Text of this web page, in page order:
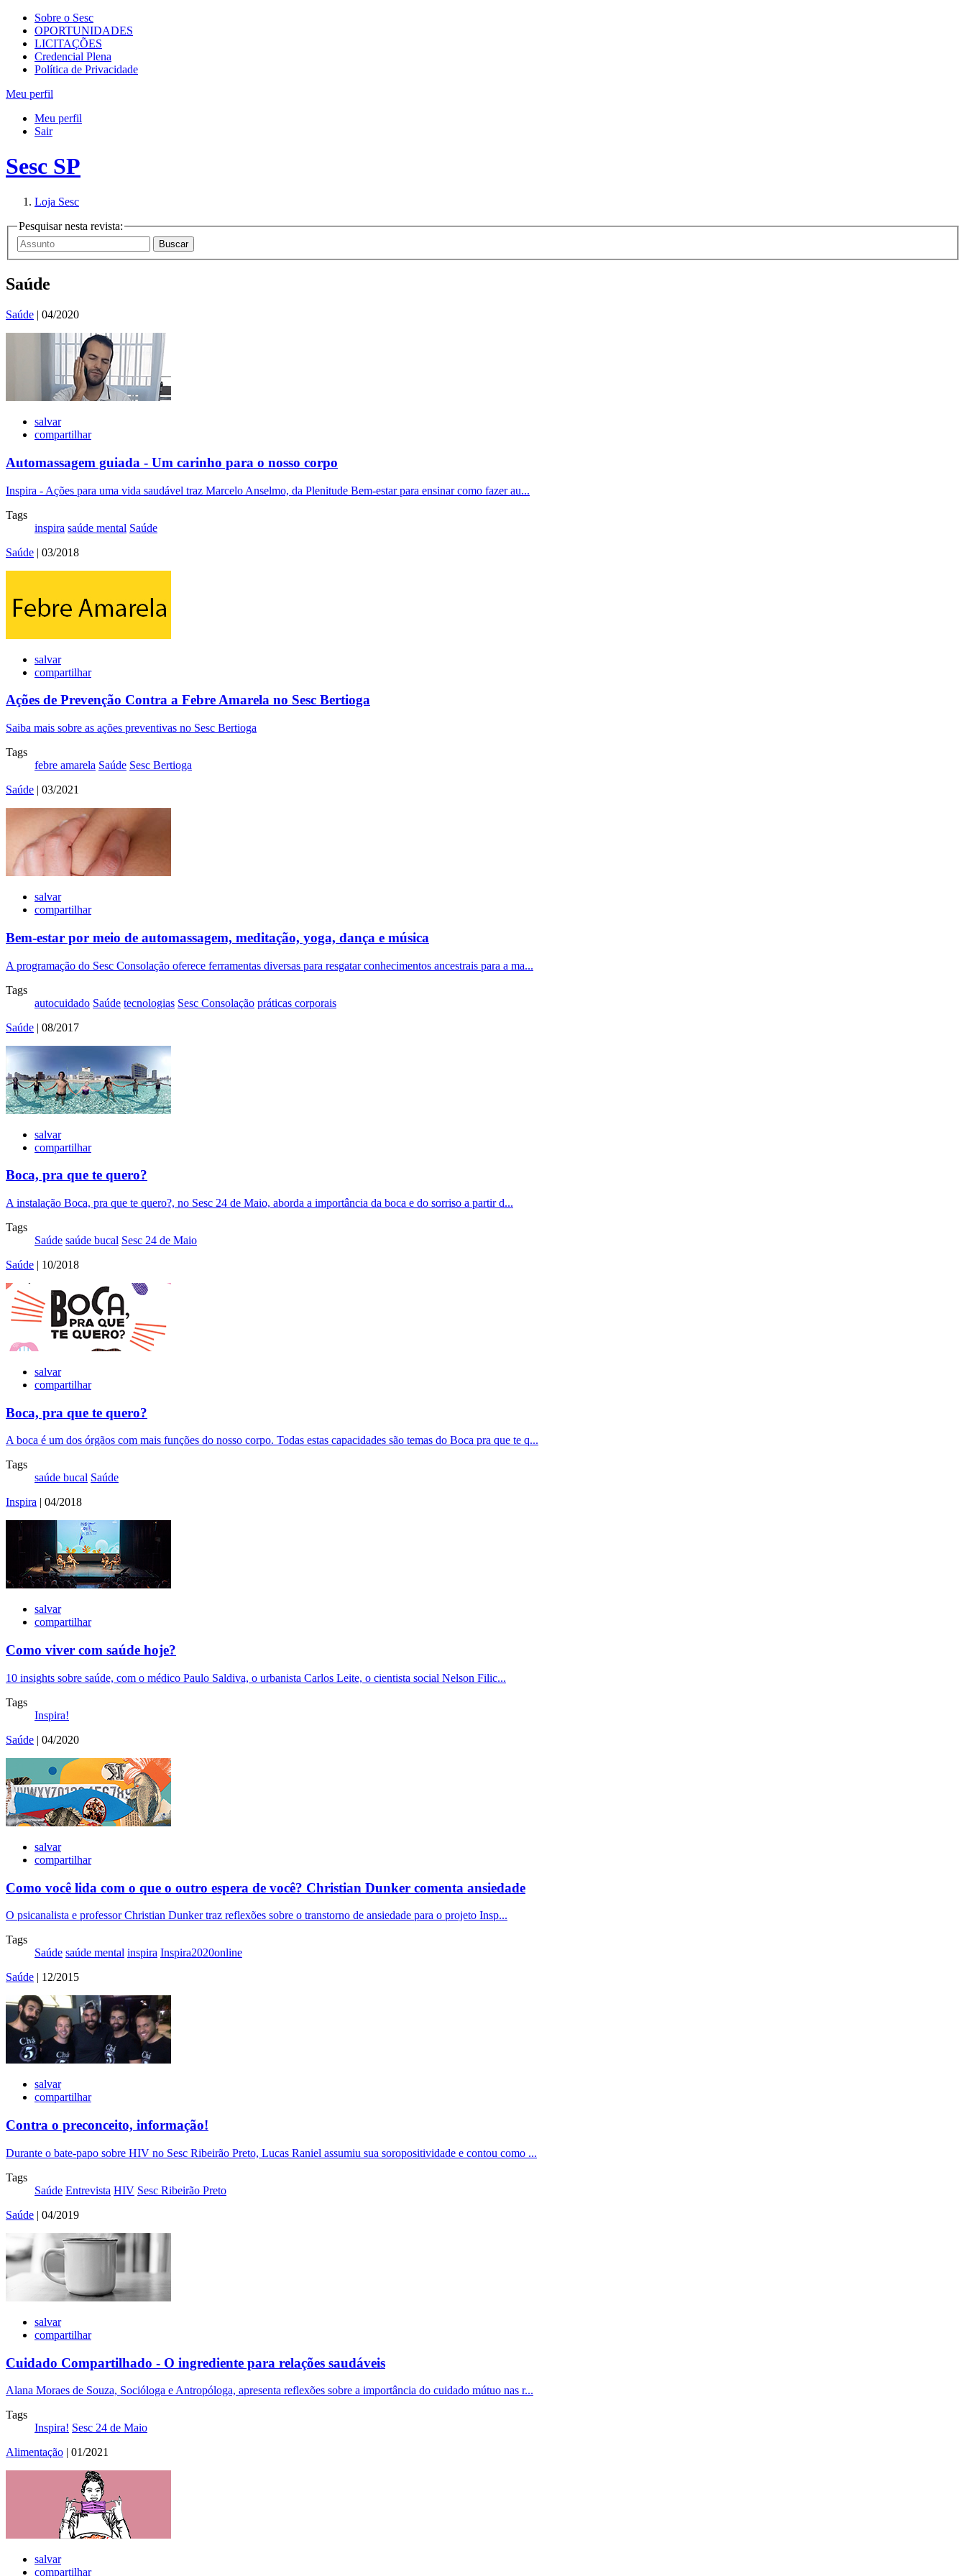
Sobre o Sesc
OPORTUNIDADES
LICITAÇÕES
Credencial Plena
Política de Privacidade
Meu perfil
Meu perfil
Sair
Sesc SP
Loja Sesc
Pesquisar nesta revista:
Saúde
Saúde | 04/2020
salvar
compartilhar
Automassagem guiada - Um carinho para o nosso corpo
Inspira - Ações para uma vida saudável traz Marcelo Anselmo, da Plenitude Bem-estar para ensinar como fazer au...
Tags
inspira saúde mental Saúde
Saúde | 03/2018
salvar
compartilhar
Ações de Prevenção Contra a Febre Amarela no Sesc Bertioga
Saiba mais sobre as ações preventivas no Sesc Bertioga
Tags
febre amarela Saúde Sesc Bertioga
Saúde | 03/2021
salvar
compartilhar
Bem-estar por meio de automassagem, meditação, yoga, dança e música
A programação do Sesc Consolação oferece ferramentas diversas para resgatar conhecimentos ancestrais para a ma...
Tags
autocuidado Saúde tecnologias Sesc Consolação práticas corporais
Saúde | 08/2017
salvar
compartilhar
Boca, pra que te quero?
A instalação Boca, pra que te quero?, no Sesc 24 de Maio, aborda a importância da boca e do sorriso a partir d...
Tags
Saúde saúde bucal Sesc 24 de Maio
Saúde | 10/2018
salvar
compartilhar
Boca, pra que te quero?
A boca é um dos órgãos com mais funções do nosso corpo. Todas estas capacidades são temas do Boca pra que te q...
Tags
saúde bucal Saúde
Inspira | 04/2018
salvar
compartilhar
Como viver com saúde hoje?
10 insights sobre saúde, com o médico Paulo Saldiva, o urbanista Carlos Leite, o cientista social Nelson Filic...
Tags
Inspira!
Saúde | 04/2020
salvar
compartilhar
Como você lida com o que o outro espera de você? Christian Dunker comenta ansiedade
O psicanalista e professor Christian Dunker traz reflexões sobre o transtorno de ansiedade para o projeto Insp...
Tags
Saúde saúde mental inspira Inspira2020online
Saúde | 12/2015
salvar
compartilhar
Contra o preconceito, informação!
Durante o bate-papo sobre HIV no Sesc Ribeirão Preto, Lucas Raniel assumiu sua soropositividade e contou como ...
Tags
Saúde Entrevista HIV Sesc Ribeirão Preto
Saúde | 04/2019
salvar
compartilhar
Cuidado Compartilhado - O ingrediente para relações saudáveis
Alana Moraes de Souza, Socióloga e Antropóloga, apresenta reflexões sobre a importância do cuidado mútuo nas r...
Tags
Inspira! Sesc 24 de Maio
Alimentação | 01/2021
salvar
compartilhar